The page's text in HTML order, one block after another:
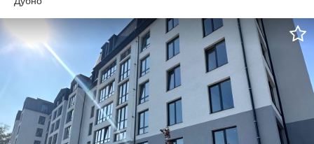
водовідведення Санвузол після оновлення На кухні — робочий,
доглянутий стан Продається з меблями та технікою Квартира
тепла, охайна та доглянута, підійде для проживання або як
інвестиція під оренду. Телефонуйте, щоб домовитись про
перегляд — гарні варіанти довго не чекають!